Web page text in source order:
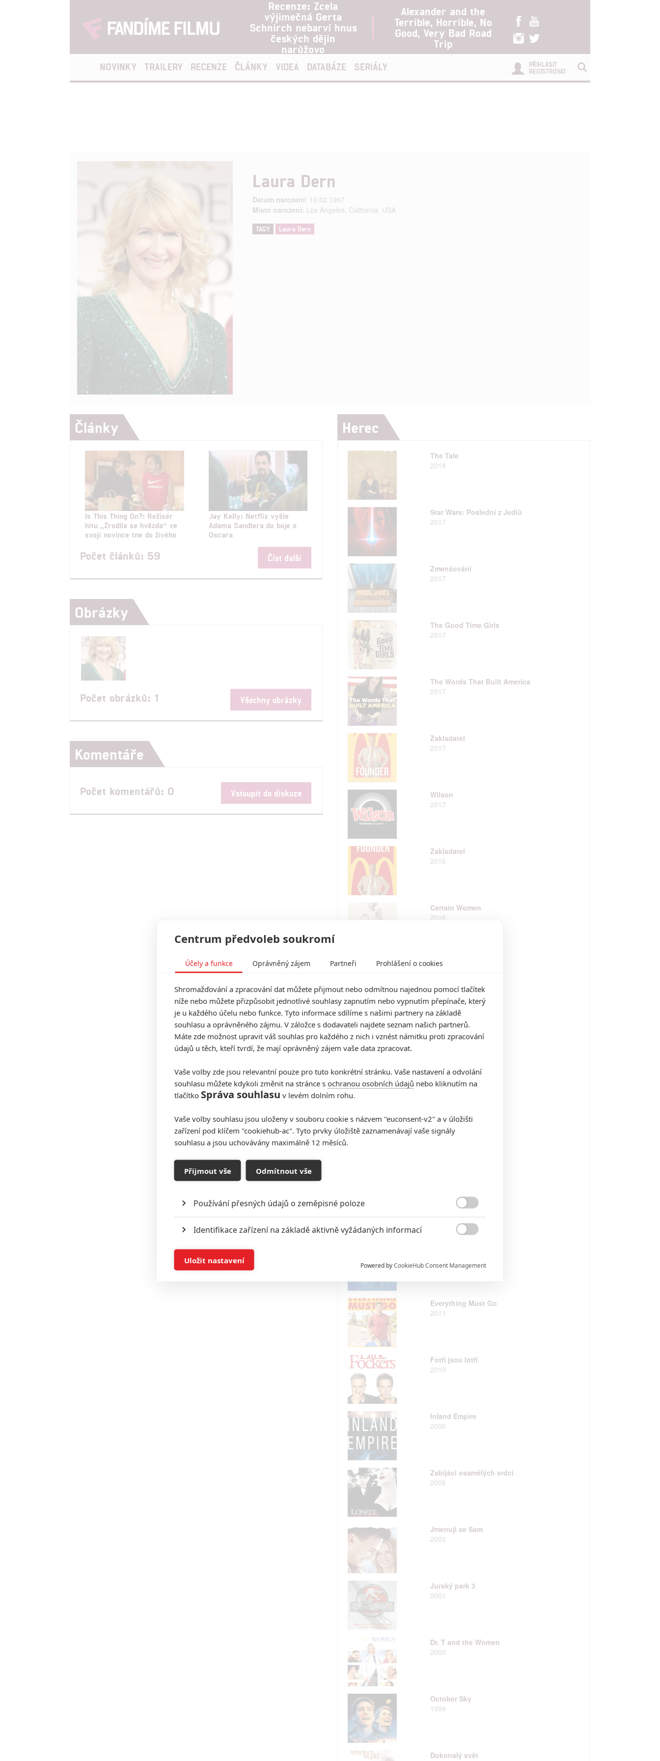
Recenze: Zcela
výjimečná Gerta
Schnirch nebarví hnus
českých dějin
narůžovo
Alexander and the
Terrible, Horrible, No
Good, Very Bad Road
Trip
NOVINKY TRAILERY RECENZE ČLÁNKY VIDEA DATABÁZE SERIÁLY
PŘIHLÁSIT
REGISTROVAT
Laura Dern
Datum narození: 10.02.1967
Místo narození: Los Angeles, California, USA
TAGY Laura Dern
Články
Is This Thing On?: Režisér
hitu „Zrodila se hvězda“ ve
svojí novince tne do živého
Jay Kelly: Netflix vyšle
Adama Sandlera do boje o
Oscara
Počet článků: 59 Číst další
Obrázky
Počet obrázků: 1 Všechny obrázky
Komentáře
Počet komentářů: 0 Vstoupit do diskuze
Herec
The Tale
2018
Star Wars: Poslední z Jediů
2017
Zmenšování
2017
The Good Time Girls
2017
The Words That Built America
2017
Zakladatel
2017
Wilson
2017
Zakladatel
2016
Certain Women
2016
Město statečných
99 Homes
2014
Divočina
2014
Na vítězné vlně
Everything Must Go
2011
Fotři jsou lotři
2010
Inland Empire
2006
Zabijáci osamělých srdcí
2006
Jmenuji se Sam
2002
Jurský park 3
2001
Dr. T and the Women
2000
October Sky
1999
Dokonalý svět
Centrum předvoleb soukromí
Účely a funkce Oprávněný zájem Partneři Prohlášení o cookies
Shromažďování a zpracování dat můžete přijmout nebo odmítnou najednou pomocí tlačítek
níže nebo můžete přizpůsobit jednotlivé souhlasy zapnutím nebo vypnutím přepínače, který
je u každého účelu nebo funkce. Tyto informace sdílíme s našimi partnery na základě
souhlasu a oprávněného zájmu. V záložce s dodavateli najdete seznam našich partnerů.
Máte zde možnost upravit váš souhlas pro každého z nich i vznést námitku proti zpracování
údajů u těch, kteří tvrdí, že mají oprávněný zájem vaše data zpracovat.
Vaše volby zde jsou relevantní pouze pro tuto konkrétní stránku. Vaše nastavení a odvolání
souhlasu můžete kdykoli změnit na stránce s ochranou osobních údajů nebo kliknutím na
tlačítko Správa souhlasu v levém dolním rohu.
Vaše volby souhlasu jsou uloženy v souboru cookie s názvem "euconsent-v2" a v úložišti
zařízení pod klíčem "cookiehub-ac". Tyto prvky úložiště zaznamenávají vaše signály
souhlasu a jsou uchovávány maximálně 12 měsíců.
Přijmout vše Odmítnout vše
Používání přesných údajů o zeměpisné poloze
Identifikace zařízení na základě aktivně vyžádaných informací
Ukládání a/nebo přístup k informacím v zařízení

Reklama založená na omezených údajích a měření reklamy
Personalizovaný obsah, měření obsahu, průzkum publika a vývoj
Udělením souhlasu s účely a funkcemi zde uvedenými dáváte nám i našim partnerům
možnost: Zajištění bezpečnosti, předcházení a zjišťování podvodů a odstraňování chyb,
Powered byCookieHub Consent Management
Uložit nastavení